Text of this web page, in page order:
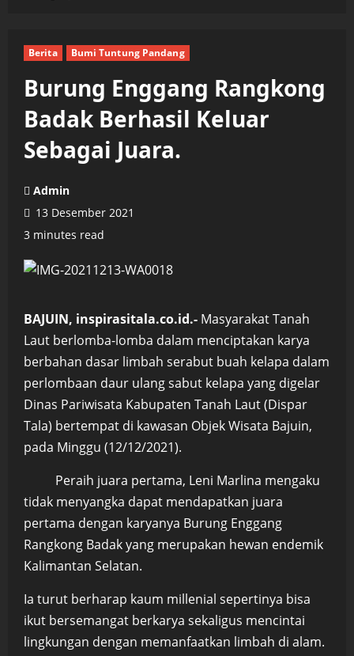
Berita Bumi Tuntung Pandang
Burung Enggang Rangkong
Badak Berhasil Keluar
Sebagai Juara.
Admin
13 Desember 2021
3 minutes read
BAJUIN, inspirasitala.co.id.- Masyarakat Tanah
Laut berlomba-lomba dalam menciptakan karya
berbahan dasar limbah serabut buah kelapa dalam
perlombaan daur ulang sabut kelapa yang digelar
Dinas Pariwisata Kabupaten Tanah Laut (Dispar
Tala) bertempat di kawasan Objek Wisata Bajuin,
pada Minggu (12/12/2021).
Peraih juara pertama, Leni Marlina mengaku
tidak menyangka dapat mendapatkan juara
pertama dengan karyanya Burung Enggang
Rangkong Badak yang merupakan hewan endemik
Kalimantan Selatan.
Ia turut berharap kaum millenial sepertinya bisa
ikut bersemangat berkarya sekaligus mencintai
lingkungan dengan memanfaatkan limbah di alam.